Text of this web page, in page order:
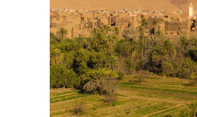
Par pays
Déclarations à
Conférences
Archives à
disposition